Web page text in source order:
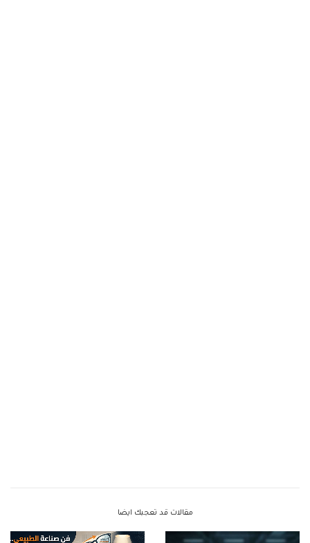
مقالات قد تعجبك ايضا